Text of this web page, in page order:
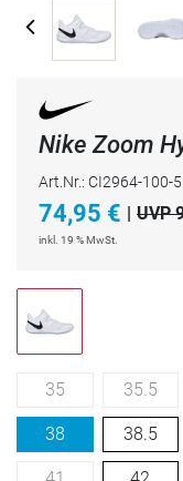
Nike Zoom
Art.Nr.: CI2964-100-
74,95 € | UVP
inkl. 19 % MwSt.
35 35.5
38 38.5